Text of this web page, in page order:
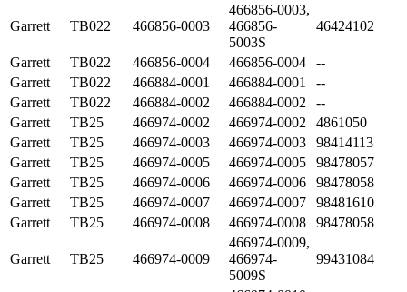
Garrett TB022 466856-0003
466856-0003,
466856-
5003S
46424102
Garrett TB022 466856-0004 466856-0004
--
Garrett
TB022 466884-0001 466884-0001
--
Garrett
TB022 466884-0002 466884-0002
--
Garrett
TB25 466974-0002 466974-0002
4861050
Garrett
TB25 466974-0003 466974-0003
98414113
Garrett
TB25 466974-0005 466974-0005
98478057
Garrett
TB25 466974-0006 466974-0006
98478058
Garrett
TB25 466974-0007 466974-0007
98481610
Garrett
TB25 466974-0008 466974-0008 98478058
Garrett TB25 466974-0009
466974-0009,
466974-
5009S
99431084